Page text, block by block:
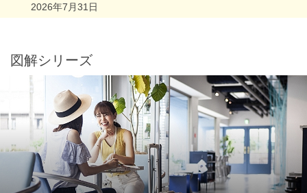
2026年7月31日
図解シリーズ